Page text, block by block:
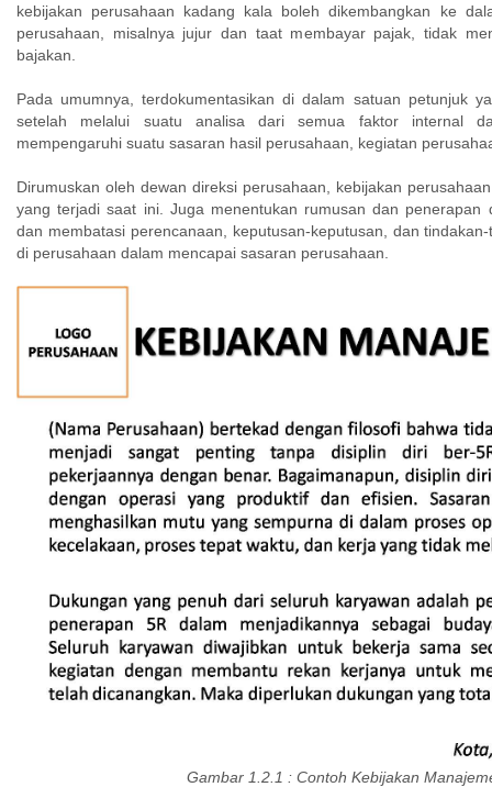
kebijakan perusahaan kadang kala boleh dikembangkan ke
perusahaan, misalnya jujur dan taat membayar pajak, tidak
bajakan.
Pada umumnya, terdokumentasikan di dalam satuan petunjuk
setelah melalui suatu analisa dari semua faktor internal
mempengaruhi suatu sasaran hasil perusahaan, kegiatan
Dirumuskan oleh dewan direksi perusahaan, kebijakan
yang terjadi saat ini. Juga menentukan rumusan dan penerapan
dan membatasi perencanaan, keputusan-keputusan, dan
di perusahaan dalam mencapai sasaran perusahaan.
Gambar 1.2.1 : Contoh Kebijakan